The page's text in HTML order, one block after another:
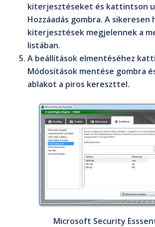
kiterjesztéseket és kattintson
Hozzáadás gombra. A sikeresen
kiterjesztések megjelennek a
listában.
A beállítások elmentéséhez
Módosítások mentése gombra
ablakot a piros kereszttel.
Microsoft Security